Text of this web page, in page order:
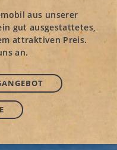
aus unserer
gut ausgestattetes,
attraktiven Preis.
an.